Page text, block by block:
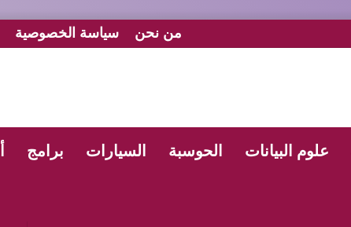
من نحن سياسة الخصوصية
علوم البيانات الحوسبة السيارات برامج